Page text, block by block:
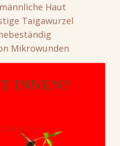
Haut
Taigawurzel
Mikrowunden
INNEN?